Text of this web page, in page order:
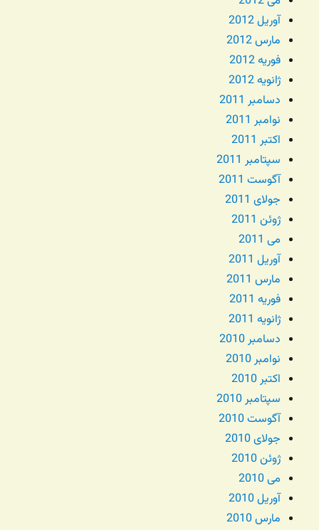
آوریل 2012
مارس 2012
فوریه 2012
ژانویه 2012
دسامبر 2011
نوامبر 2011
اکتبر 2011
سپتامبر 2011
آگوست 2011
جولای 2011
ژوئن 2011
می 2011
آوریل 2011
مارس 2011
فوریه 2011
ژانویه 2011
دسامبر 2010
نوامبر 2010
اکتبر 2010
سپتامبر 2010
آگوست 2010
جولای 2010
ژوئن 2010
می 2010
آوریل 2010
مارس 2010